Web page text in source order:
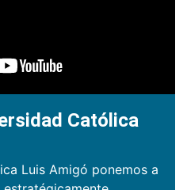
Católica
Luis Amigó ponemos a